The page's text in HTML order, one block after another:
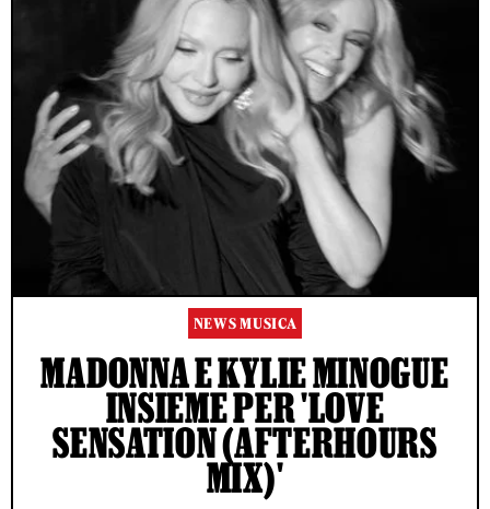
NEWS MUSICA
MADONNA E KYLIE MINOGUE
INSIEME PER 'LOVE
SENSATION (AFTERHOURS
MIX)'